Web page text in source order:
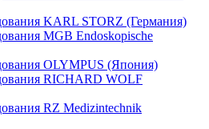
KARL STORZ (Германия)
MGB Endoskopische
OLYMPUS (Япония)
RICHARD WOLF
RZ Medizintechnik